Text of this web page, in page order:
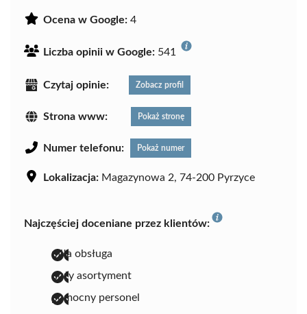
Ocena w Google: 4
Liczba opinii w Google: 541
Czytaj opinie: Zobacz profil
Strona www: Pokaż stronę
Numer telefonu: Pokaż numer
Lokalizacja: Magazynowa 2, 74-200 Pyrzyce
Najczęściej doceniane przez klientów:
miła obsługa
duży asortyment
pomocny personel